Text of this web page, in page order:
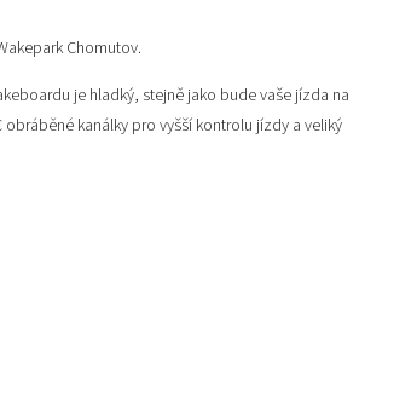
Chomutov.
je hladký, stejně jako bude vaše jízda na
kanálky pro vyšší kontrolu jízdy a veliký